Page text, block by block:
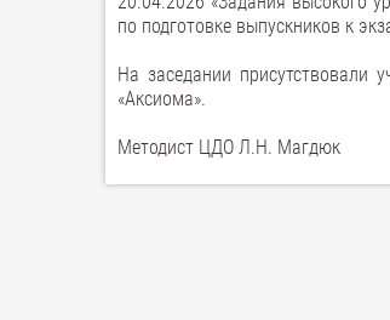
по подготовке выпускников к
На заседании
«Аксиома».
Методист ЦДО Л.Н. Магдюк